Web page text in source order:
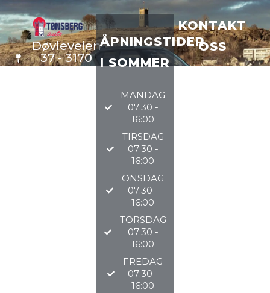
Døvleveien
37 - 3170
Sem
ÅPNINGSTIDER
I SOMMER
MANDAG
07:30 -
16:00
TIRSDAG
07:30 -
16:00
ONSDAG
07:30 -
16:00
TORSDAG
07:30 -
16:00
FREDAG
07:30 -
16:00
KONTAKT
OSS